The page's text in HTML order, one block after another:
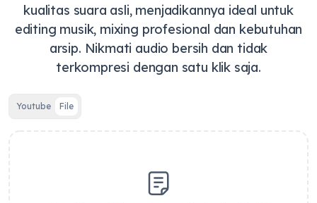
kualitas suara asli, menjadikannya ideal untuk
editing musik, mixing profesional dan kebutuhan
arsip. Nikmati audio bersih dan tidak
terkompresi dengan satu klik saja.
Youtube File